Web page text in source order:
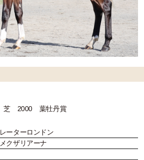
2000 葉牡丹賞
ーターロンドン
クザリアーナ